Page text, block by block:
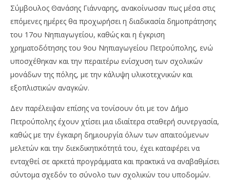
Σύμβουλος Θανάσης Γιάνναρης, ανακοίνωσαν πως μέσα στις
επόμενες ημέρες θα προχωρήσει η διαδικασία δημοπράτησης
του 17ου Νηπιαγωγείου, καθώς και η έγκριση
χρηματοδότησης του 9ου Νηπιαγωγείου Πετρούπολης, ενώ
υποσχέθηκαν και την περαιτέρω ενίσχυση των σχολικών
μονάδων της πόλης, με την κάλυψη υλικοτεχνικών και
εξοπλιστικών αναγκών.
Δεν παρέλειψαν επίσης να τονίσουν ότι με τον Δήμο
Πετρούπολης έχουν χτίσει μια ιδιαίτερα σταθερή συνεργασία,
καθώς με την έγκαιρη δημιουργία όλων των απαιτούμενων
μελετών και την διεκδικητικότητά του, έχει καταφέρει να
ενταχθεί σε αρκετά προγράμματα και πρακτικά να αναβαθμίσει
σύντομα σχεδόν το σύνολο των σχολικών του υποδομών.